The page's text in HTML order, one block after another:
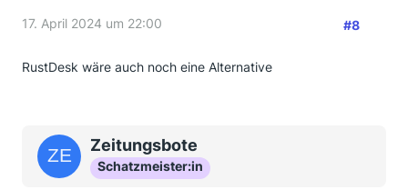
17. April 2024 um 22:00 #8
RustDesk wäre auch noch eine Alternative
Zeitungsbote
Schatzmeister:in